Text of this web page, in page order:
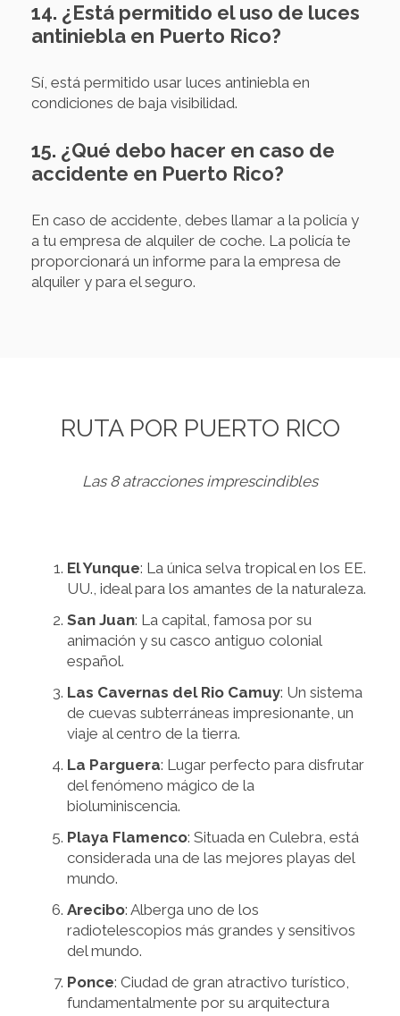
14. ¿Está permitido el uso de luces
antiniebla en Puerto Rico?
Sí, está permitido usar luces antiniebla en
condiciones de baja visibilidad.
15. ¿Qué debo hacer en caso de
accidente en Puerto Rico?
En caso de accidente, debes llamar a la policía y
a tu empresa de alquiler de coche. La policía te
proporcionará un informe para la empresa de
alquiler y para el seguro.
RUTA POR PUERTO RICO
Las 8 atracciones imprescindibles
El Yunque: La única selva tropical en los EE.
UU., ideal para los amantes de la naturaleza.
San Juan: La capital, famosa por su
animación y su casco antiguo colonial
español.
Las Cavernas del Rio Camuy: Un sistema
de cuevas subterráneas impresionante, un
viaje al centro de la tierra.
La Parguera: Lugar perfecto para disfrutar
del fenómeno mágico de la
bioluminiscencia.
Playa Flamenco: Situada en Culebra, está
considerada una de las mejores playas del
mundo.
Arecibo: Alberga uno de los
radiotelescopios más grandes y sensitivos
del mundo.
Ponce: Ciudad de gran atractivo turístico,
fundamentalmente por su arquitectura